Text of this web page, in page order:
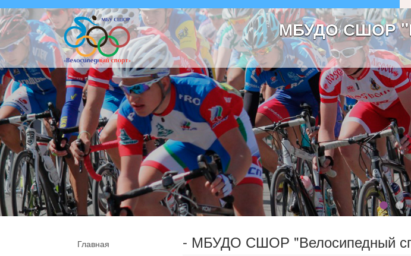
МБУДО СШОР
Главная
- МБУДО СШОР "Велосипедный